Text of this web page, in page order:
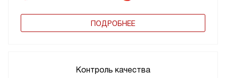
ПОДРОБНЕЕ
Контроль качества